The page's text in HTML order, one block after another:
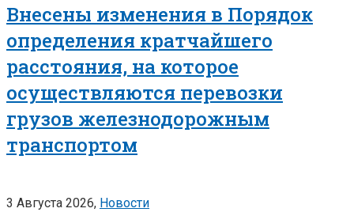
Внесены изменения в Порядок
определения кратчайшего
расстояния, на которое
осуществляются перевозки
грузов железнодорожным
транспортом
3 Августа 2026, Новости